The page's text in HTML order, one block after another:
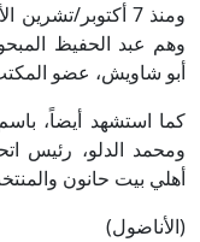
وهم عبد الحفيظ
أبو شاويش، عضو المكتب
كما استشهد أيضاً،
ومحمد الدلو، رئيس
أهلي بيت حانون
(الأناضول)